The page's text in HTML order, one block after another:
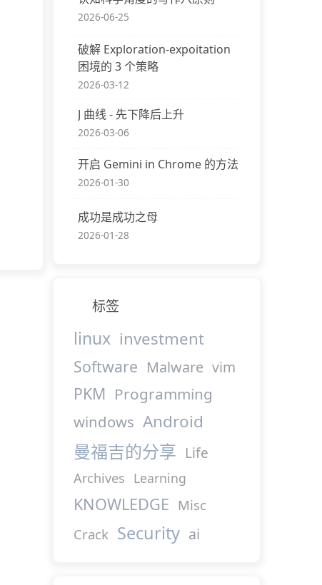
2026-06-25
破解 Exploration-expoitation
困境的 3 个策略
2026-03-12
J 曲线 - 先下降后上升
2026-03-06
开启 Gemini in Chrome 的方法
2026-01-30
成功是成功之母
2026-01-28
标签
linux investment
Software Malware vim
PKM Programming
windows Android
曼福吉的分享 Life
Archives Learning
KNOWLEDGE Misc
Crack Security ai